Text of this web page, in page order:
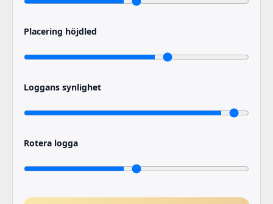
Placering höjdled
Loggans synlighet
Rotera logga